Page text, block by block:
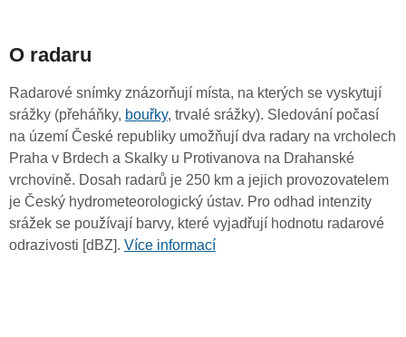
O radaru
Radarové snímky znázorňují místa, na kterých se vyskytují
srážky (přeháňky, bouřky, trvalé srážky). Sledování počasí
na území České republiky umožňují dva radary na vrcholech
Praha v Brdech a Skalky u Protivanova na Drahanské
vrchovině. Dosah radarů je 250 km a jejich provozovatelem
je Český hydrometeorologický ústav. Pro odhad intenzity
srážek se používají barvy, které vyjadřují hodnotu radarové
odrazivosti [dBZ]. Více informací